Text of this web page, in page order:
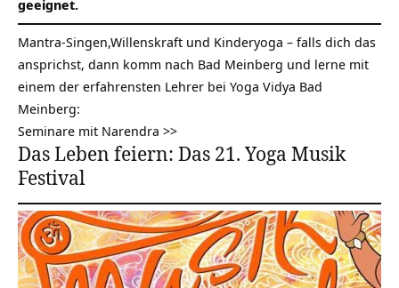
geeignet.
Mantra-Singen,Willenskraft und Kinderyoga – falls dich das
ansprichst, dann komm nach Bad Meinberg und lerne mit
einem der erfahrensten Lehrer bei Yoga Vidya Bad
Meinberg:
Seminare mit Narendra >>
Das Leben feiern: Das 21. Yoga Musik
Festival